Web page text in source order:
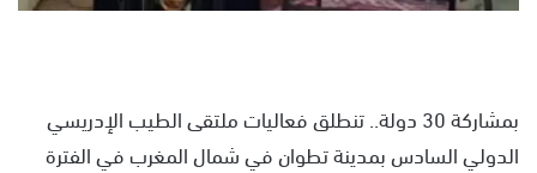
بمشاركة 30 دولة.. تنطلق فعاليات ملتقى الطيب الإدريسي
الدولي السادس بمدينة تطوان في شمال المغرب في الفترة